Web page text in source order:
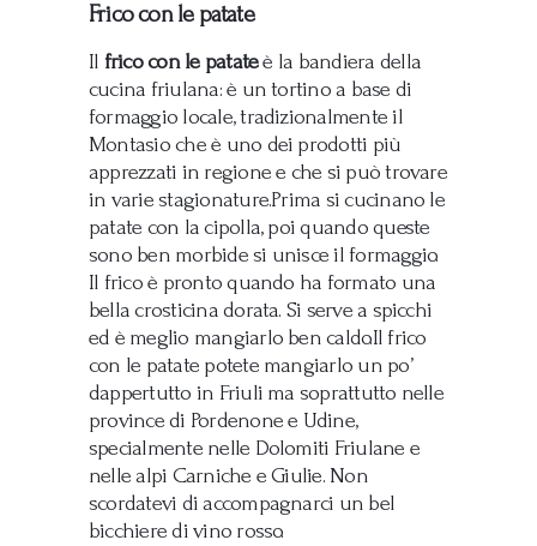
Frico con le patate
Il frico con le patateè la bandiera della
cucina friulana: è un tortino a base di
formaggio locale, tradizionalmente il
Montasio che è uno dei prodotti più
apprezzati in regione e che si può trovare
in varie stagionature.Prima si cucinano le
patate con la cipolla, poi quando queste
sono ben morbide si unisce il formaggio.
Il frico è pronto quando ha formato una
bella crosticina dorata. Si serve a spicchi
ed è meglio mangiarlo ben caldo.Il frico
con le patate potete mangiarlo un po’
dappertutto in Friuli ma soprattutto nelle
province di Pordenone e Udine,
specialmente nelle Dolomiti Friulane e
nelle alpi Carniche e Giulie. Non
scordatevi di accompagnarci un bel
bicchiere di vino rosso.